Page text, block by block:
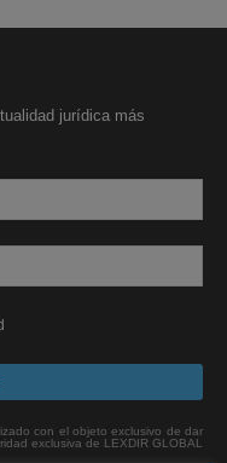
jurídica más
con el objeto exclusivo de dar
exclusiva de LEXDIR GLOBAL